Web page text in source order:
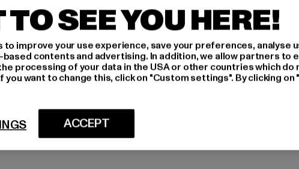
Fabrikant: TB
Dr.-Robert-Murjahn-
MAAT
SEE YOU HERE!
to improve your use experience, save your preferences, analyse
contents and advertising. In addition, we allow partners to
processing of your data in the USA or other countries which do
want to change this, click on "Custom settings". By clicking
ACCEPT